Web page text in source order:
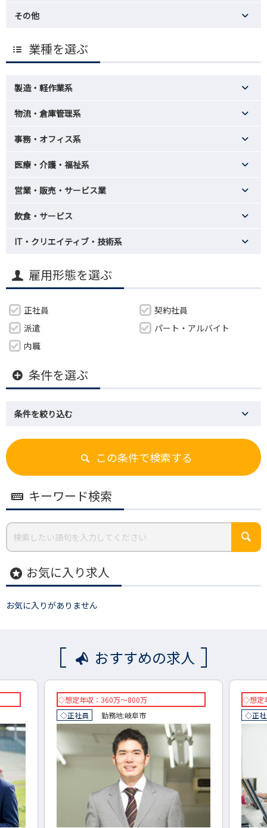
その他
業種を選ぶ
製造・軽作業系
物流・倉庫管理系
事務・オフィス系
医療・介護・福祉系
営業・販売・サービス業
飲食・サービス
IT・クリエイティブ・技術系
雇用形態を選ぶ
正社員
契約社員
派遣
パート・アルバイト
内職
条件を選ぶ
条件を絞り込む
この条件で検索する
キーワード検索
stars お気に入り求人
お気に入りがありません
おすすめの求人
◇想定年収：360万～800万
◇正社員
勤務地:岐阜市
◇想定
◇正